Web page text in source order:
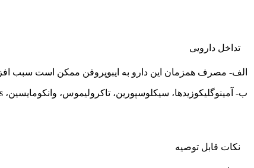
تداخل دارویی
الف- مصرف همزمان این دارو به ایبوپروفن ممکن است سبب
ب- آمینوگلیکوزیدها، سیکلوسپورین، تاکرولیموس، وانکومایسین، NSAIDs ممکن است سبب افزایش ریسک نفروتوکسیسیتی شوند.
نکات قابل توصيه